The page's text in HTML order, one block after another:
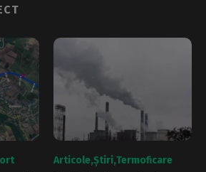
Articole Știri Termoficare